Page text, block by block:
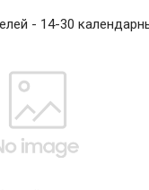
- 14-30